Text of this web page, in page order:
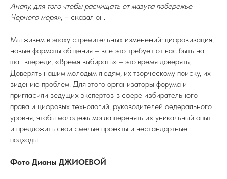
Анапу, для того чтобы расчищать от мазута побережье
Черного моря», – сказал он.
Мы живем в эпоху стремительных изменений: цифровизация,
новые форматы общения – все это требует от нас быть на
шаг впереди. «Время выбирать» – это время доверять.
Доверять нашим молодым людям, их творческому поиску, их
видению проблем. Для этого организаторы форума и
пригласили ведущих экспертов в сфере избирательного
права и цифровых технологий, руководителей федерального
уровня, чтобы молодежь могла перенять их уникальный опыт
и предложить свои смелые проекты и нестандартные
подходы.
Фото Дианы ДЖИОЕВОЙ